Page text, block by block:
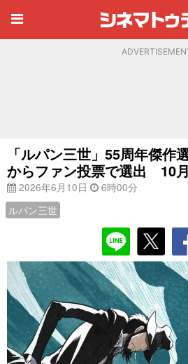
「ルパン三世」55周年傑作
からファン投票で選出 10
2026年6月10日
6時00分
ルパン三世